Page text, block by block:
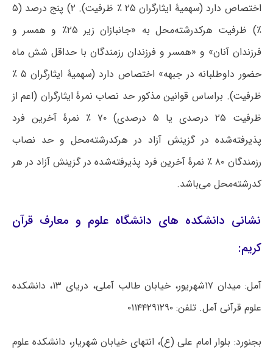
اختصاص دارد (سهمیۀ ایثارگران ۲۵ ٪ ظرفیت). ۲) پنج درصد (۵
٪) ظرفیت هرکدرشته‌محل به «جانبازان زیر ۲۵٪ و همسر و
فرزندان آنان» و «همسر و فرزندان رزمندگان با حداقل شش ماه
حضور داوطلبانه در جبهه» اختصاص دارد (سهمیۀ ایثارگران ۵ ٪
ظرفیت). براساس قوانین مذکور حد نصاب نمرۀ ایثارگران (اعم از
ظرفیت ۲۵ درصدی یا ۵ درصدی) ۷۰ ٪ نمرۀ آخرین فرد
پذیرفته‌شده در گزینش آزاد در هرکدرشته‌محل و حد نصاب
رزمندگان ۸۰ ٪ نمرۀ آخرین فرد پذیرفته‌شده در گزینش آزاد در هر
کدرشته‌محل می‌باشد.
نشانی دانشکده های دانشگاه علوم و معارف قرآن
کریم:
آمل: میدان ۱۷شهریور، خیابان طالب آملی، دریای ۱۳، دانشکده
علوم قرآنی آمل. تلفن: ۰۱۱۴۴۲۹۱۲۹۰
بجنورد: بلوار امام علی (ع)، انتهای خیابان شهریار، دانشکده علوم